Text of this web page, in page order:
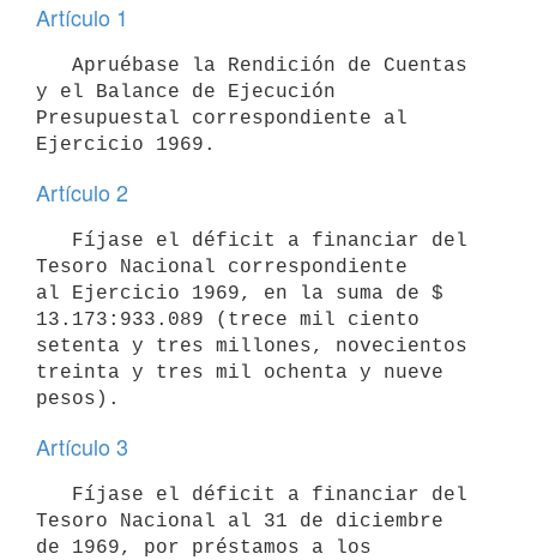
Artículo 1
y el Balance de Ejecución
Presupuestal correspondiente al
Artículo 2
Tesoro Nacional correspondiente
al Ejercicio 1969, en la suma de $
13.173:933.089 (trece mil ciento
setenta y tres millones, novecientos
treinta y tres mil ochenta y nueve
Artículo 3
Tesoro Nacional al 31 de diciembre
de 1969, por préstamos a los